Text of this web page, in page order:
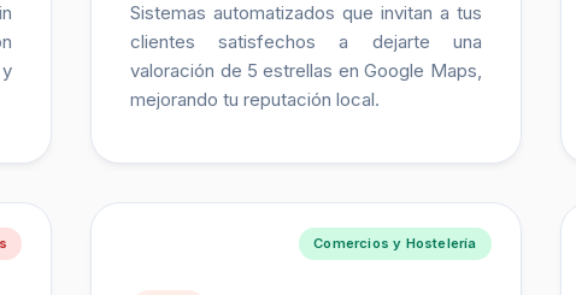
Sistemas automatizados que invitan a tus
clientes satisfechos a dejarte una
valoración de 5 estrellas en Google Maps,
mejorando tu reputación local.
Comercios y Hostelería